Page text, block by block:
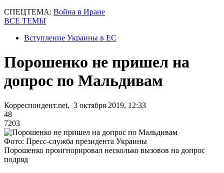
СПЕЦТЕМА: Война в Иране
ВСЕ ТЕМЫ
Вступление Украины в ЕС
Порошенко не пришел на
допрос по Мальдивам
Корреспондент.net, 3 октября 2019, 12:33
48
7203
Фото: Пресс-служба президента Украины
Порошенко проигнорировал несколько вызовов на допрос
подряд